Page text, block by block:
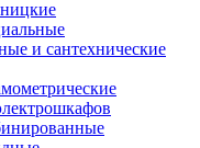
и сантехнические